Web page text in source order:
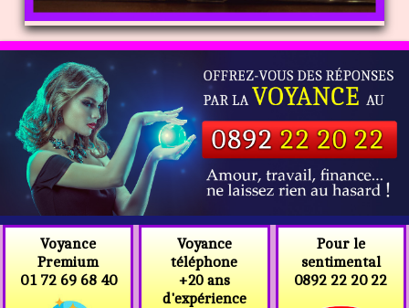
Voyance
Premium
01 72 69 68 40
Voyance
téléphone
+20 ans
d'expérience
Pour le
sentimental
0892 22 20 22